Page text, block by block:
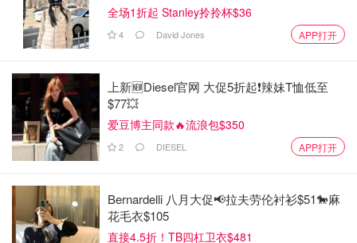
全场1折起 Stanley拎拎杯$36
4 David Jones APP打开
上新🆕Diesel官网 大促5折起❗️辣妹T恤低至
$77💥
爱豆博主同款🔥流浪包$350
2 DIESEL APP打开
Bernardelli 八月大促📢拉夫劳伦衬衫$51🐎麻
花毛衣$105
直接4.5折！TB四杠卫衣$481